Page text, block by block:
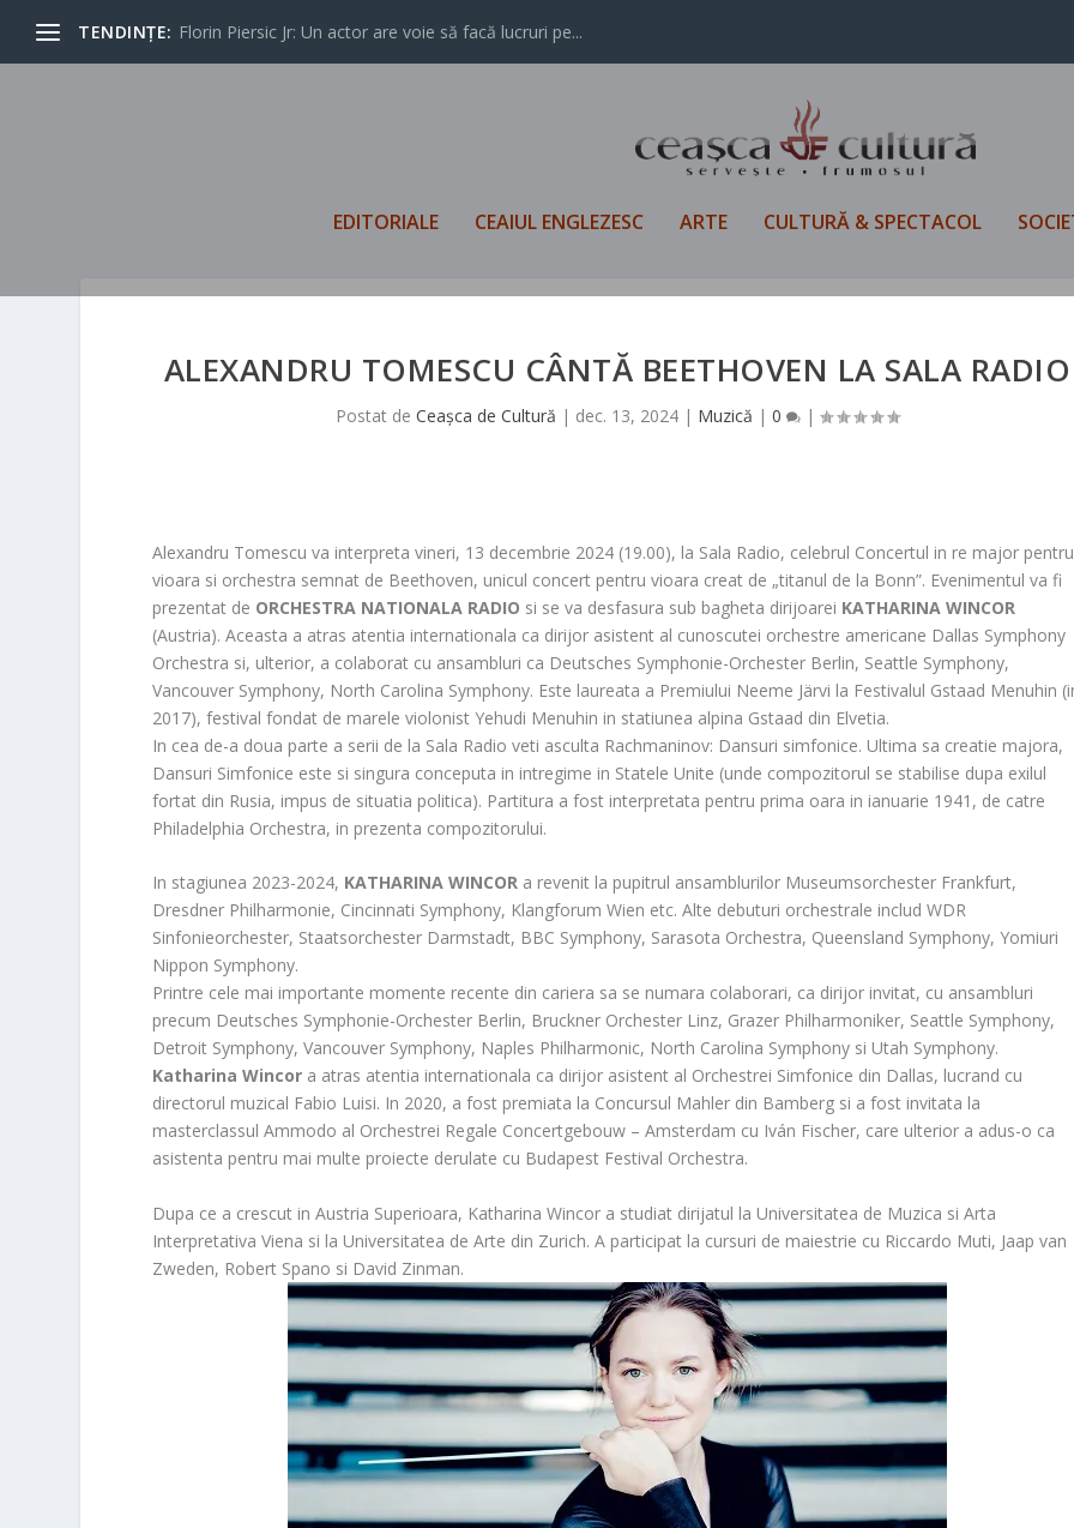
TENDINȚE: Florin Piersic Jr: Un actor are voie să facă lucruri pe...
EDITORIALE CEAIUL ENGLEZESC ARTE CULTURĂ & SPECTACOL
ALEXANDRU TOMESCU CÂNTĂ BEETHOVEN LA SALA RADIO
Postat de Ceașca de Cultură | dec. 13, 2024| Muzică | 0 |
Alexandru Tomescu va interpreta vineri, 13 decembrie 2024 (19.00), la Sala Radio, celebrul Concertul in re major pentru
vioara si orchestra semnat de Beethoven, unicul concert pentru vioara creat de „titanul de la Bonn”. Evenimentul va fi
prezentat de ORCHESTRA NATIONALA RADIO si se va desfasura sub bagheta dirijoarei KATHARINA WINCOR
(Austria). Aceasta a atras atentia internationala ca dirijor asistent al cunoscutei orchestre americane Dallas Symphony
Orchestra si, ulterior, a colaborat cu ansambluri ca Deutsches Symphonie-Orchester Berlin, Seattle Symphony,
Vancouver Symphony, North Carolina Symphony. Este laureata a Premiului Neeme Järvi la Festivalul Gstaad Menuhin
2017), festival fondat de marele violonist Yehudi Menuhin in statiunea alpina Gstaad din Elvetia.
In cea de-a doua parte a serii de la Sala Radio veti asculta Rachmaninov: Dansuri simfonice. Ultima sa creatie majora,
Dansuri Simfonice este si singura conceputa in intregime in Statele Unite (unde compozitorul se stabilise dupa exilul
fortat din Rusia, impus de situatia politica). Partitura a fost interpretata pentru prima oara in ianuarie 1941, de catre
Philadelphia Orchestra, in prezenta compozitorului.
In stagiunea 2023-2024, KATHARINA WINCOR a revenit la pupitrul ansamblurilor Museumsorchester Frankfurt,
Dresdner Philharmonie, Cincinnati Symphony, Klangforum Wien etc. Alte debuturi orchestrale includ WDR
Sinfonieorchester, Staatsorchester Darmstadt, BBC Symphony, Sarasota Orchestra, Queensland Symphony, Yomiuri
Nippon Symphony.
Printre cele mai importante momente recente din cariera sa se numara colaborari, ca dirijor invitat, cu ansambluri
precum Deutsches Symphonie-Orchester Berlin, Bruckner Orchester Linz, Grazer Philharmoniker, Seattle Symphony,
Detroit Symphony, Vancouver Symphony, Naples Philharmonic, North Carolina Symphony si Utah Symphony.
Katharina Wincor a atras atentia internationala ca dirijor asistent al Orchestrei Simfonice din Dallas, lucrand cu
directorul muzical Fabio Luisi. In 2020, a fost premiata la Concursul Mahler din Bamberg si a fost invitata la
masterclassul Ammodo al Orchestrei Regale Concertgebouw – Amsterdam cu Iván Fischer, care ulterior a adus-o ca
asistenta pentru mai multe proiecte derulate cu Budapest Festival Orchestra.
Dupa ce a crescut in Austria Superioara, Katharina Wincor a studiat dirijatul la Universitatea de Muzica si Arta
Interpretativa Viena si la Universitatea de Arte din Zurich. A participat la cursuri de maiestrie cu Riccardo Muti, Jaap van
Zweden, Robert Spano si David Zinman.